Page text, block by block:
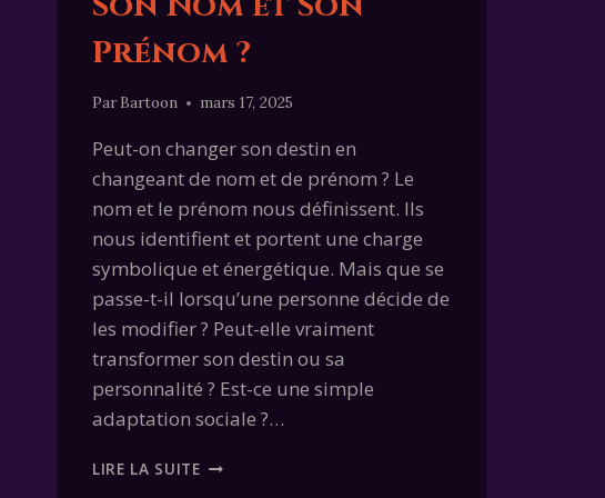
Prénom ?
Par Bartoon mars 17, 2025
Peut-on changer son destin en
changeant de nom et de prénom ? Le
nom et le prénom nous définissent. Ils
nous identifient et portent une charge
symbolique et énergétique. Mais que se
passe-t-il lorsqu’une personne décide de
les modifier ? Peut-elle vraiment
transformer son destin ou sa
personnalité ? Est-ce une simple
adaptation sociale ?…
LIRE LA SUITEPEUT-